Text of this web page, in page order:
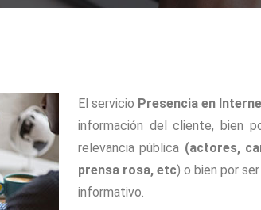
El servicio Presencia en
información del cliente, bien
relevancia pública (actores,
prensa rosa, etc) o bien por
informativo.